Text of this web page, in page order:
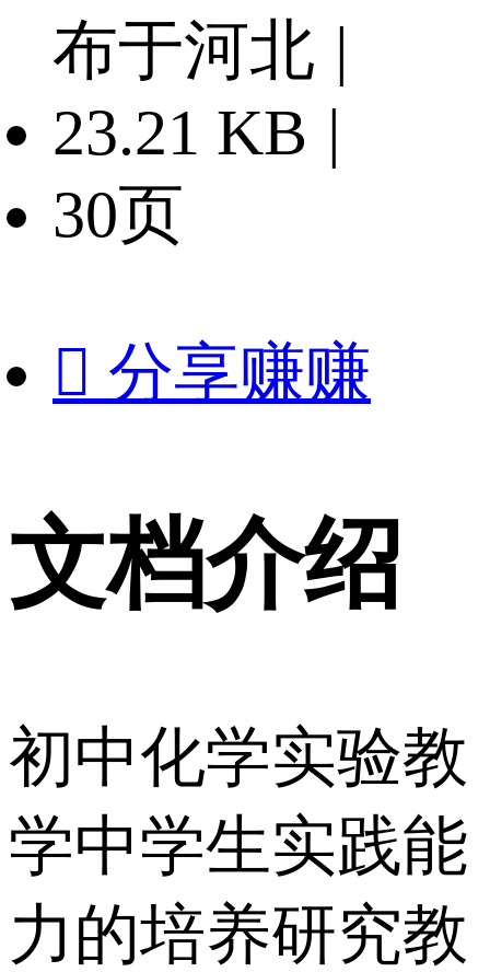
布于河北 |
23.21 KB |
30页
 分享赚赚
文档介绍
初中化学实验教
学中学生实践能
力的培养研究教